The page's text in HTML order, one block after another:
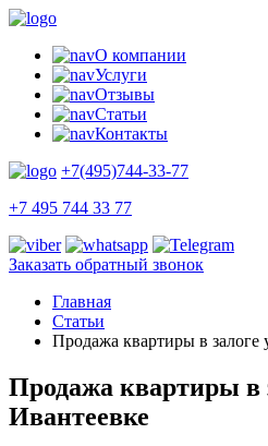
О компании
Услуги
Отзывы
Статьи
Контакты
+7(495)744-33-77
+7 495 744 33 77
Заказать обратный звонок
Главная
Статьи
Продажа квартиры в залоге
Продажа квартиры в
Ивантеевке